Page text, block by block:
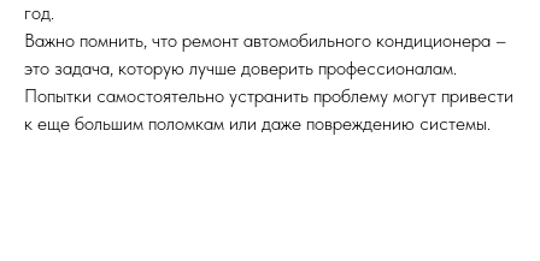
год.
Важно помнить, что ремонт автомобильного кондиционера –
это задача, которую лучше доверить профессионалам.
Попытки самостоятельно устранить проблему могут привести
к еще большим поломкам или даже повреждению системы.